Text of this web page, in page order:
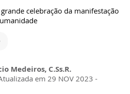
celebração da manifestação
Medeiros, C.Ss.R.
em 29 NOV 2023 -